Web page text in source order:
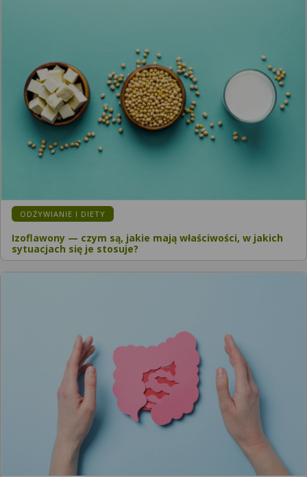
ODŻYWIANIE I DIETY
Izoflawony — czym są, jakie mają właściwości, w jakich
sytuacjach się je stosuje?